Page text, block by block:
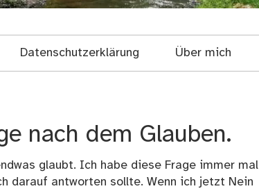
Datenschutzerklärung Über mich
nach dem Glauben.
glaubt. Ich habe diese Frage immer mal
darauf antworten sollte. Wenn ich jetzt Nein